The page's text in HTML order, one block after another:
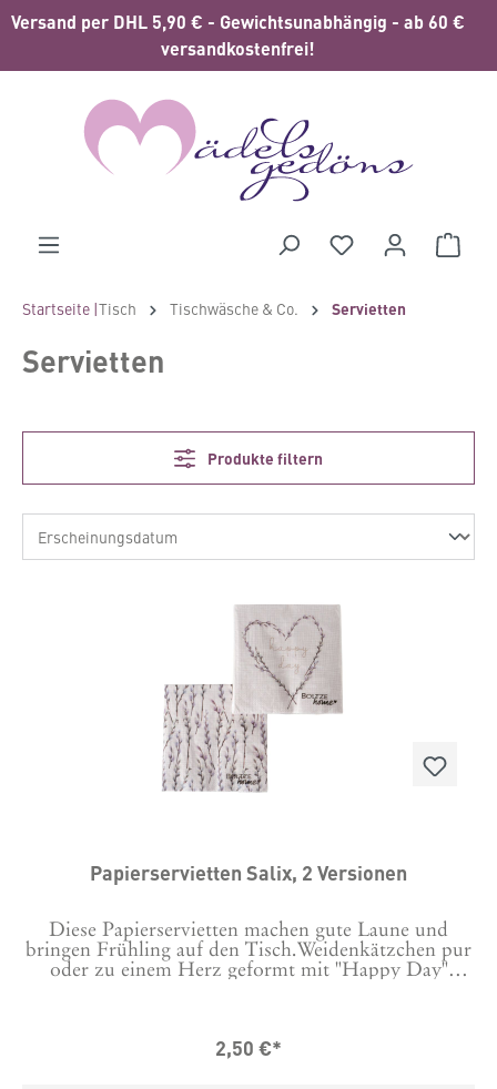
springen
Versand per DHL 5,90 € - Gewichtsunabhängig - ab 60 €
versandkostenfrei!
Startseite |Tisch Tischwäsche & Co. Servietten
Servietten
Produkte filtern
Papierservietten Salix, 2 Versionen
Diese Papierservietten machen gute Laune und
bringen Frühling auf den Tisch.Weidenkätzchen pur
oder zu einem Herz geformt mit "Happy Day"
Osterfest. Wie wäre es zum Bespiel beim
2,50 €*